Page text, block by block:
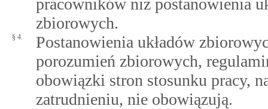
pracowników niż postanowienia
zbiorowych.
§ 4.
Postanowienia układów
porozumień zbiorowych,
obowiązki stron stosunku pracy,
zatrudnieniu, nie obowiązują.